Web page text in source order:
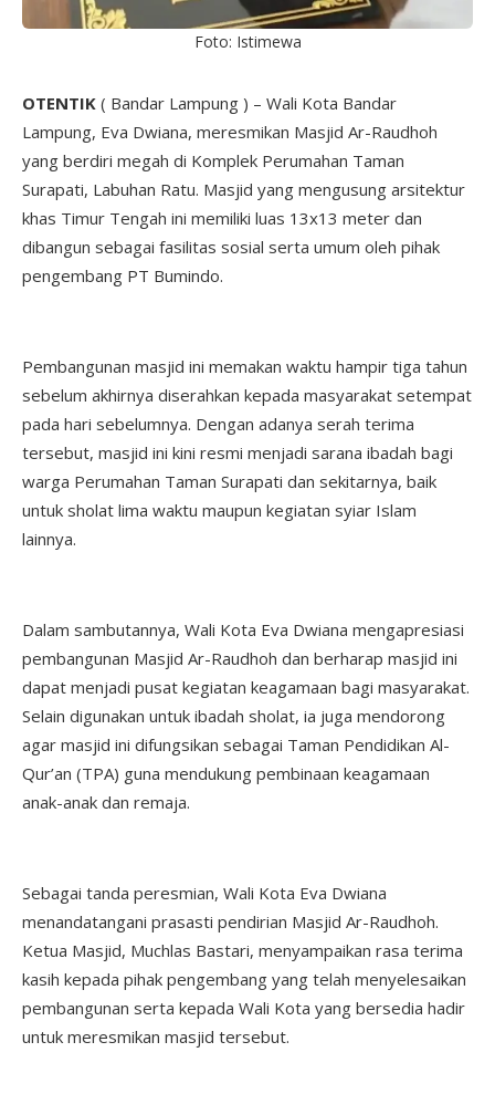
Foto: Istimewa
OTENTIK ( Bandar Lampung ) – Wali Kota Bandar
Lampung, Eva Dwiana, meresmikan Masjid Ar-Raudhoh
yang berdiri megah di Komplek Perumahan Taman
Surapati, Labuhan Ratu. Masjid yang mengusung arsitektur
khas Timur Tengah ini memiliki luas 13x13 meter dan
dibangun sebagai fasilitas sosial serta umum oleh pihak
pengembang PT Bumindo.
Pembangunan masjid ini memakan waktu hampir tiga tahun
sebelum akhirnya diserahkan kepada masyarakat setempat
pada hari sebelumnya. Dengan adanya serah terima
tersebut, masjid ini kini resmi menjadi sarana ibadah bagi
warga Perumahan Taman Surapati dan sekitarnya, baik
untuk sholat lima waktu maupun kegiatan syiar Islam
lainnya.
Dalam sambutannya, Wali Kota Eva Dwiana mengapresiasi
pembangunan Masjid Ar-Raudhoh dan berharap masjid ini
dapat menjadi pusat kegiatan keagamaan bagi masyarakat.
Selain digunakan untuk ibadah sholat, ia juga mendorong
agar masjid ini difungsikan sebagai Taman Pendidikan Al-
Qur’an (TPA) guna mendukung pembinaan keagamaan
anak-anak dan remaja.
Sebagai tanda peresmian, Wali Kota Eva Dwiana
menandatangani prasasti pendirian Masjid Ar-Raudhoh.
Ketua Masjid, Muchlas Bastari, menyampaikan rasa terima
kasih kepada pihak pengembang yang telah menyelesaikan
pembangunan serta kepada Wali Kota yang bersedia hadir
untuk meresmikan masjid tersebut.